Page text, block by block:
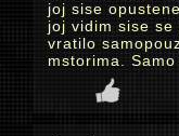
joj sise
joj vidim sise
vratilo
mstorima.